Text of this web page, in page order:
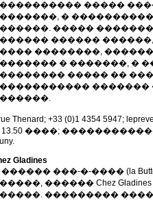
�����
�
����� ��������
������
��������,
� �������, �
����� ��
Thenard; +33 (0)1 4354
13.50 ����;
Gladines
���-�-���� (la
������ Chez
���������